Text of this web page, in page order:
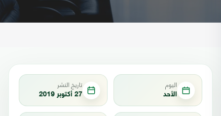
اليوم
الأحد
تاريخ النشر
27 أكتوبر 2019